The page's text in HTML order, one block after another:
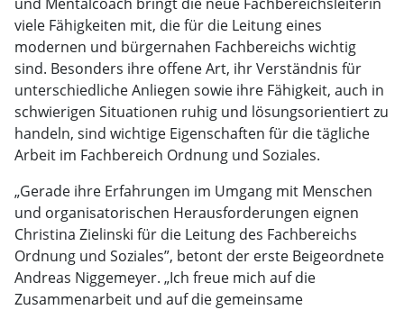
viele Fähigkeiten mit, die für die Leitung eines
modernen und bürgernahen Fachbereichs wichtig
sind. Besonders ihre offene Art, ihr Verständnis für
unterschiedliche Anliegen sowie ihre Fähigkeit, auch in
schwierigen Situationen ruhig und lösungsorientiert zu
handeln, sind wichtige Eigenschaften für die tägliche
Arbeit im Fachbereich Ordnung und Soziales.
„Gerade ihre Erfahrungen im Umgang mit Menschen
und organisatorischen Herausforderungen eignen
Christina Zielinski für die Leitung des Fachbereichs
Ordnung und Soziales”, betont der erste Beigeordnete
Andreas Niggemeyer. „Ich freue mich auf die
Zusammenarbeit und auf die gemeinsame